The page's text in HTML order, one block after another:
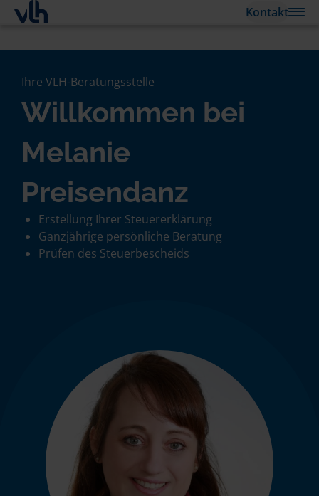
Kontakt
Ihre VLH-Beratungsstelle
Willkommen bei
Melanie
Preisendanz
Erstellung Ihrer Steuererklärung
Ganzjährige persönliche Beratung
Prüfen des Steuerbescheids